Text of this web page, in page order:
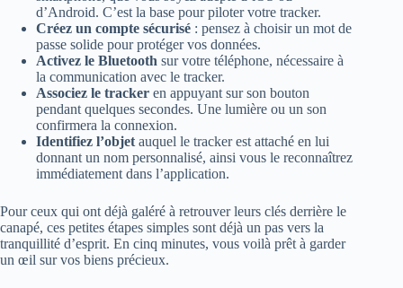
d’Android. C’est la base pour piloter votre tracker.
Créez un compte sécurisé : pensez à choisir un mot de
passe solide pour protéger vos données.
Activez le Bluetooth sur votre téléphone, nécessaire à
la communication avec le tracker.
Associez le tracker en appuyant sur son bouton
pendant quelques secondes. Une lumière ou un son
confirmera la connexion.
Identifiez l’objet auquel le tracker est attaché en lui
donnant un nom personnalisé, ainsi vous le reconnaîtrez
immédiatement dans l’application.
Pour ceux qui ont déjà galéré à retrouver leurs clés derrière le
canapé, ces petites étapes simples sont déjà un pas vers la
tranquillité d’esprit. En cinq minutes, vous voilà prêt à garder
un œil sur vos biens précieux.